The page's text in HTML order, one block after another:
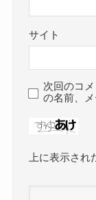
サイト
次回のコ
の名前、
上に表示され